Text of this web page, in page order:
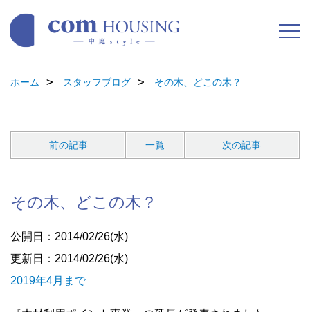
ホーム スタッフブログ その木、どこの木？
前の記事 一覧 次の記事
その木、どこの木？
公開日：2014/02/26(水)
更新日：2014/02/26(水)
2019年4月まで